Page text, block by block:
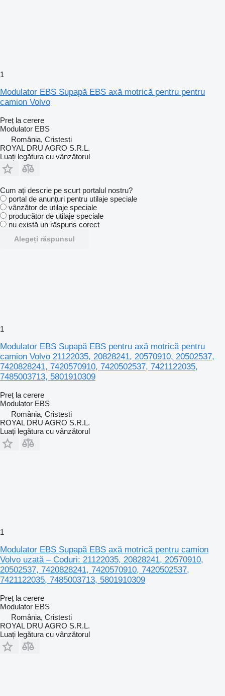
1
Modulator EBS Supapă EBS axă motrică pentru pentru
camion Volvo
Preț la cerere
Modulator EBS
România, Cristesti
ROYAL DRU AGRO S.R.L.
Luați legătura cu vânzătorul
Cum ați descrie pe scurt portalul nostru?
portal de anunțuri pentru utilaje speciale
vânzător de utilaje speciale
producător de utilaje speciale
nu există un răspuns corect
Alegeți răspunsul
1
Modulator EBS Supapă EBS pentru axă motrică pentru
camion Volvo 21122035, 20828241, 20570910, 20502537,
7420828241, 7420570910, 7420502537, 7421122035,
7485003713, 5801910309
Preț la cerere
Modulator EBS
România, Cristesti
ROYAL DRU AGRO S.R.L.
Luați legătura cu vânzătorul
1
Modulator EBS Supapă EBS axă motrică pentru camion
Volvo uzată – Coduri: 21122035, 20828241, 20570910,
20502537, 7420828241, 7420570910, 7420502537,
7421122035, 7485003713, 5801910309
Preț la cerere
Modulator EBS
România, Cristesti
ROYAL DRU AGRO S.R.L.
Luați legătura cu vânzătorul